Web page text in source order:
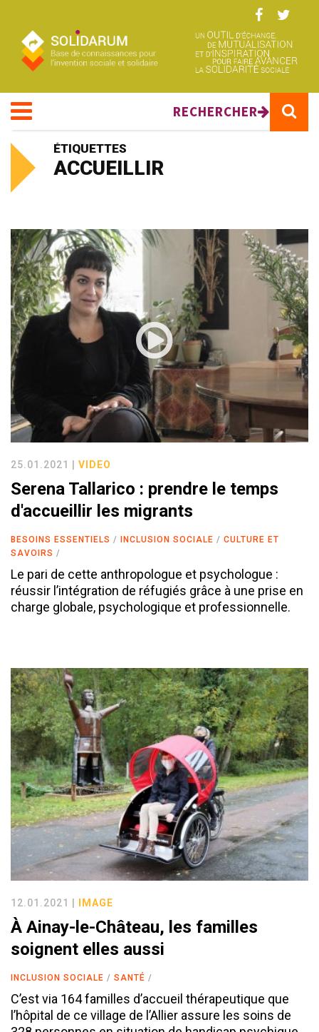
RECHERCHER
ÉTIQUETTES
ACCUEILLIR
25.01.2021 | VIDEO
Serena Tallarico : prendre le temps
d'accueillir les migrants
BESOINS ESSENTIELS INCLUSION SOCIALE
CULTURE ET
SAVOIRS
Le pari de cette anthropologue et psychologue :
réussir l’intégration de réfugiés grâce à une prise en
charge globale, psychologique et professionnelle.
12.01.2021 | IMAGE
À Ainay-le-Château, les familles
soignent elles aussi
INCLUSION SOCIALE SANTÉ
C’est via 164 familles d’accueil thérapeutique que
l’hôpital de ce village de l’Allier assure les soins de